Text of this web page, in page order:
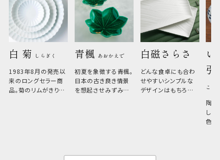
白 菊 しらぎく
1983年8月の発売以
来のロングセラー商
品。菊のリムがきりっ
青楓 あおかえで
初夏を象徴する青楓。
日本の古き良き情景
を想起させみずみず
白磁さらさ
どんな食卓にも合わ
せやすいシンプルな
デザインはもちろん、
い
こひ
陶器
しい
色の